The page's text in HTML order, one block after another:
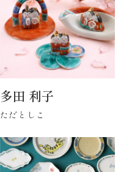
多田 利子
ただとしこ